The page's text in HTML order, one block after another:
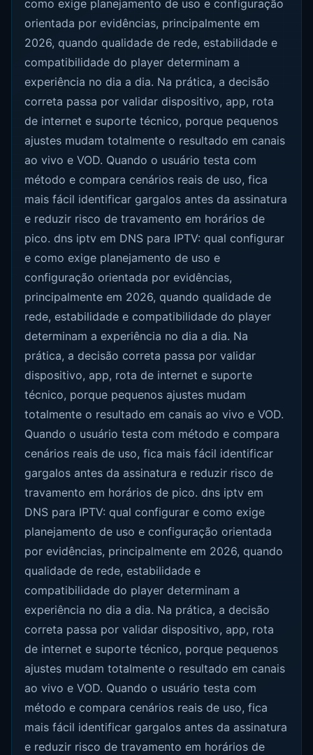
como exige planejamento de uso e configuração
orientada por evidências, principalmente em
2026, quando qualidade de rede, estabilidade e
compatibilidade do player determinam a
experiência no dia a dia. Na prática, a decisão
correta passa por validar dispositivo, app, rota
de internet e suporte técnico, porque pequenos
ajustes mudam totalmente o resultado em canais
ao vivo e VOD. Quando o usuário testa com
método e compara cenários reais de uso, fica
mais fácil identificar gargalos antes da assinatura
e reduzir risco de travamento em horários de
pico. dns iptv em DNS para IPTV: qual configurar
e como exige planejamento de uso e
configuração orientada por evidências,
principalmente em 2026, quando qualidade de
rede, estabilidade e compatibilidade do player
determinam a experiência no dia a dia. Na
prática, a decisão correta passa por validar
dispositivo, app, rota de internet e suporte
técnico, porque pequenos ajustes mudam
totalmente o resultado em canais ao vivo e VOD.
Quando o usuário testa com método e compara
cenários reais de uso, fica mais fácil identificar
gargalos antes da assinatura e reduzir risco de
travamento em horários de pico. dns iptv em
DNS para IPTV: qual configurar e como exige
planejamento de uso e configuração orientada
por evidências, principalmente em 2026, quando
qualidade de rede, estabilidade e
compatibilidade do player determinam a
experiência no dia a dia. Na prática, a decisão
correta passa por validar dispositivo, app, rota
de internet e suporte técnico, porque pequenos
ajustes mudam totalmente o resultado em canais
ao vivo e VOD. Quando o usuário testa com
método e compara cenários reais de uso, fica
mais fácil identificar gargalos antes da assinatura
e reduzir risco de travamento em horários de